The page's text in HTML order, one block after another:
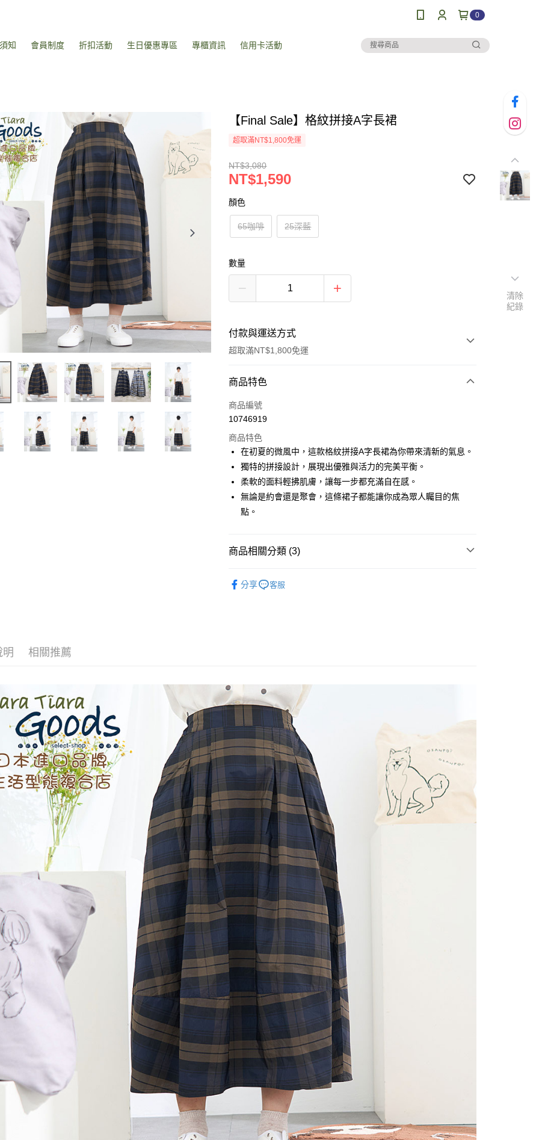
0
知 會員制度 折扣活動 生日優惠專區 專櫃資訊 信用卡活動
【Final Sale】格紋拼接A字長裙
超取滿NT$1,800免運
NT$3,080
NT$1,590
顏色
65咖啡 25深藍
數量
付款與運送方式
超取滿NT$1,800免運
付款方式
信用卡一次付款
LINE Pay
Apple Pay
街口支付
悠遊付
AFTEE先享後付
【「AFTEE先享後付」結帳流程】
１．於結帳方式選擇「AFTEE先享後付」後，將跳轉至「AFTEE先享後
付」結帳頁面，進行簡訊認證並確認金額後，即可完成結帳。
２．訂單成立數日內，您將收到繳費通知簡訊。
３．收到繳費通知簡訊後14天內，點擊此簡訊中的連結，可透過四大超商
／ATM／網路銀行／等多元方式進行付款，方視為交易完成。
※ 請注意：結帳手續完成當下不需立刻繳費，但若您需要取消訂單，請聯
絡購買商品的店家。未經商家同意取消之訂單仍視為有效，需透過AFTEE
先享後付繳納相關費用。
※ 交易是否成功請以「AFTEE先享後付 」之結帳頁面顯示為準，若有關於
是否繳費成功／繳費後需取消欲退款等相關疑問，請聯繫「AFTEE先享後
付客戶支援中心」https://netprotections.freshdesk.com/support/home
【注意事項】
１．透過由恩沛科技股份有限公司提供之「AFTEE先享後付」服務完成之
交易，需依本服務之必要範圍內提供個人資料，並將交易相關給付款項請
求債權轉讓予恩沛科技股份有限公司。
２．關於個人資料處理事宜，請瀏覽以下網址：
https://aftee.tw/terms/#terms3
３．未成年的使用者請事先徵得法定代理人或監護人之同意方可使用
「AFTEE先享後付」，若未經同意申辦者引起之損失，本公司不負相關責
４．使用「AFTEE先享後付」時，將依據個別帳號之用戶狀況，依本公司
即時審查核予不同之上限額度；若仍有額度不足之情形，本公司將視審查
結果請求用戶進行身份認證。
５．嚴禁一人註冊多個帳號或使用他人資訊註冊。若發現惡意使用之情
形，恩沛科技股份有限公司將有權停止該用戶之使用額度並採取法律行
每筆NT$60，滿NT$1,800(含以上)免運費
付款後全家取貨
每筆NT$60，滿NT$1,800(含以上)免運費
7-11取貨付款
每筆NT$60，滿NT$2,000(含以上)免運費
付款後7-11取貨
每筆NT$60，滿NT$2,000(含以上)免運費
黑貓宅急便(包裹尺寸60cm以下)
每筆NT$100，滿NT$2,000(含以上)免運費
黑貓宅急便(包裹尺寸90cm以下)
每筆NT$140，滿NT$2,000(含以上)免運費
商品特色
商品編號
10746919
商品特色
在初夏的微風中，這款格紋拼接A字長裙為你帶來清新的氣息。
獨特的拼接設計，展現出優雅與活力的完美平衡。
柔軟的面料輕拂肌膚，讓每一步都充滿自在感。
無論是約會還是聚會，這條裙子都能讓你成為眾人矚目的焦
點。
商品相關分類 (3)
分享 客服
明 相關推薦
清除
紀錄